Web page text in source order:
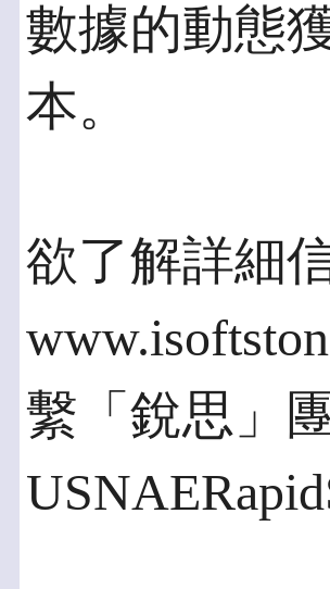
數據的動態
本。
欲了解詳細
繫「銳思」